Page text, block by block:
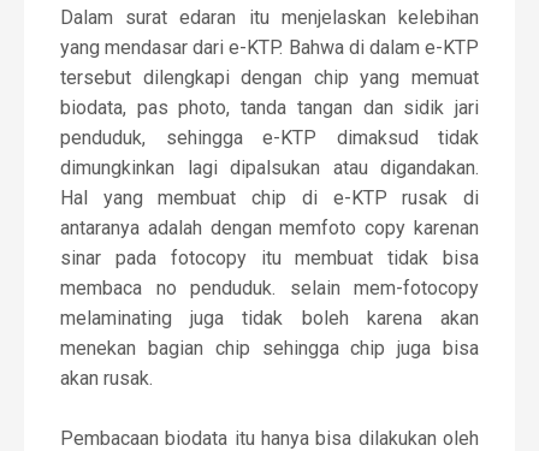
Dalam surat edaran itu menjelaskan kelebihan
yang mendasar dari e-KTP. Bahwa di dalam e-KTP
tersebut dilengkapi dengan chip yang memuat
biodata, pas photo, tanda tangan dan sidik jari
penduduk, sehingga e-KTP dimaksud tidak
dimungkinkan lagi dipalsukan atau digandakan.
Hal yang membuat chip di e-KTP rusak di
antaranya adalah dengan memfoto copy karenan
sinar pada fotocopy itu membuat tidak bisa
membaca no penduduk. selain mem-fotocopy
melaminating juga tidak boleh karena akan
menekan bagian chip sehingga chip juga bisa
akan rusak.
Pembacaan biodata itu hanya bisa dilakukan oleh